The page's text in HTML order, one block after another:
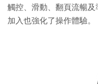
觸控、滑動、翻頁流暢
加入也強化了操作體驗。